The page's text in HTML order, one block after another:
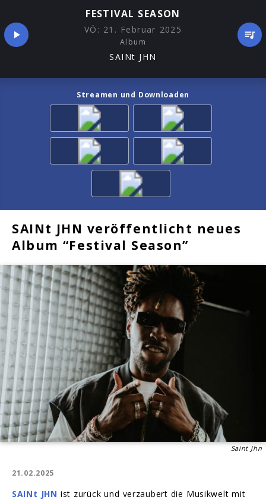
FESTIVAL SEASON
VÖ: 21. Februar 2025
Album
SAINt JHN
Streamen und Downloaden
SAINt JHN veröffentlicht neues
Album “Festival Season”
Saint Jhn
21.02.2025
SAINt JHN ist zurück und verzaubert die Musikwelt mit